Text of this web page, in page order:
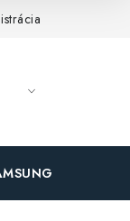
pre profíkov
SVIETIDLÁ